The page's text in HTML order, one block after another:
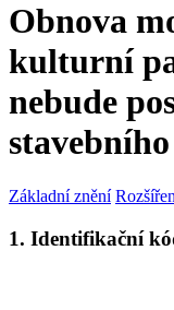
Obnova
kulturní
nebude
Základní znění
1. Identifikační